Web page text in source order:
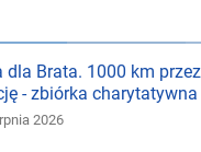
dla Brata. 1000 km
- zbiórka charytatywna
2026